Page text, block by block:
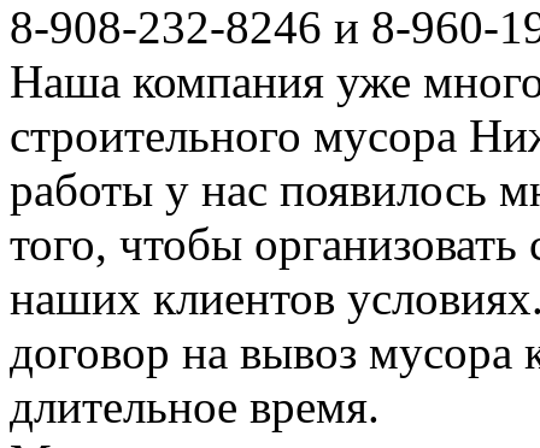
8-908-232-8246 и 8-960-
Наша компания уже много
строительного мусора
работы у нас появилось
того, чтобы
наших клиентов
договор на вывоз мусора
длительное время.